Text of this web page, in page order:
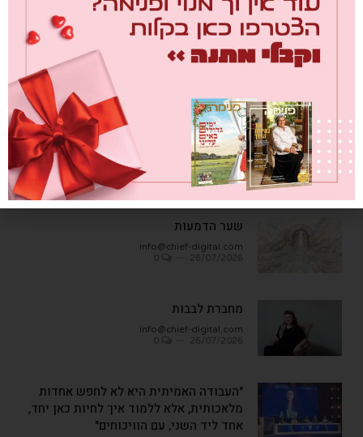
כתבות אחרונות
מבחן הגמבה
כאן חוגגים בכיף – המדריך לתכנון חוויה
משפחתית
info@chief-digital.com
26/07/2026
0
שער הדמעות
info@chief-digital.com
מחברת לבבות
info@chief-digital.com
"העבודה האמיתית היא לא לחפש אחדות
מלאכותית, אלא ללמוד איך לחיות כאן יחד,
אחד ליד השני, עם הוויכוחים"